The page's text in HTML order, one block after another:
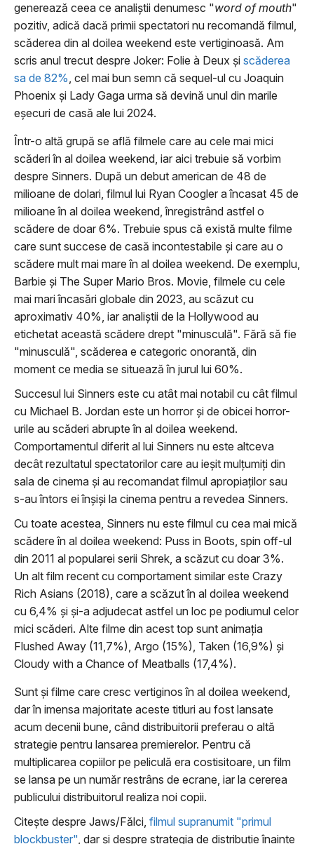
generează ceea ce analiştii denumesc "word of mouth"
pozitiv, adică dacă primii spectatori nu recomandă filmul,
scăderea din al doilea weekend este vertiginoasă. Am
scris anul trecut despre Joker: Folie à Deux şi scăderea
sa de 82%, cel mai bun semn că sequel-ul cu Joaquin
Phoenix şi Lady Gaga urma să devină unul din marile
eşecuri de casă ale lui 2024.
Într-o altă grupă se află filmele care au cele mai mici
scăderi în al doilea weekend, iar aici trebuie să vorbim
despre Sinners. După un debut american de 48 de
milioane de dolari, filmul lui Ryan Coogler a încasat 45 de
milioane în al doilea weekend, înregistrând astfel o
scădere de doar 6%. Trebuie spus că există multe filme
care sunt succese de casă incontestabile şi care au o
scădere mult mai mare în al doilea weekend. De exemplu,
Barbie şi The Super Mario Bros. Movie, filmele cu cele
mai mari încasări globale din 2023, au scăzut cu
aproximativ 40%, iar analiştii de la Hollywood au
etichetat această scădere drept "minusculă". Fără să fie
"minusculă", scăderea e categoric onorantă, din
moment ce media se situează în jurul lui 60%.
Succesul lui Sinners este cu atât mai notabil cu cât filmul
cu Michael B. Jordan este un horror şi de obicei horror-
urile au scăderi abrupte în al doilea weekend.
Comportamentul diferit al lui Sinners nu este altceva
decât rezultatul spectatorilor care au ieşit mulţumiţi din
sala de cinema şi au recomandat filmul apropiaţilor sau
s-au întors ei înşişi la cinema pentru a revedea Sinners.
Cu toate acestea, Sinners nu este filmul cu cea mai mică
scădere în al doilea weekend: Puss in Boots, spin off-ul
din 2011 al popularei serii Shrek, a scăzut cu doar 3%.
Un alt film recent cu comportament similar este Crazy
Rich Asians (2018), care a scăzut în al doilea weekend
cu 6,4% şi şi-a adjudecat astfel un loc pe podiumul celor
mici scăderi. Alte filme din acest top sunt animaţia
Flushed Away (11,7%), Argo (15%), Taken (16,9%) şi
Cloudy with a Chance of Meatballs (17,4%).
Sunt şi filme care cresc vertiginos în al doilea weekend,
dar în imensa majoritate aceste titluri au fost lansate
acum decenii bune, când distribuitorii preferau o altă
strategie pentru lansarea premierelor. Pentru că
multiplicarea copiilor pe peliculă era costisitoare, un film
se lansa pe un număr restrâns de ecrane, iar la cererea
publicului distribuitorul realiza noi copii.
Citeşte despre Jaws/Fălci, filmul supranumit "primul
blockbuster", dar şi despre strategia de distribuţie înainte